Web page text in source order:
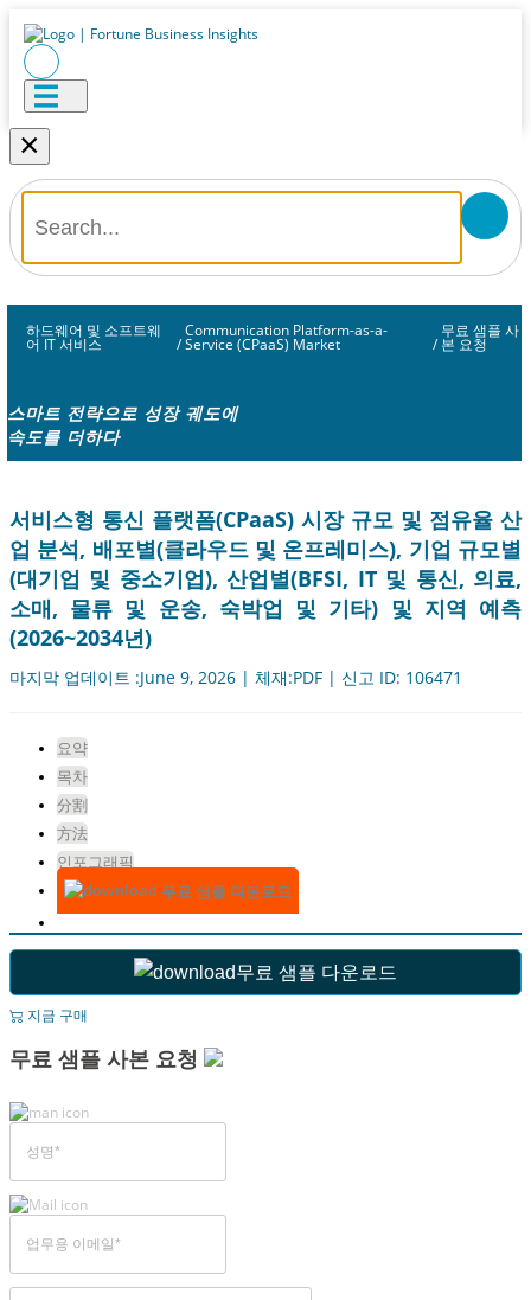
×
하드웨어 및 소프트웨
어 IT 서비스 /
Communication Platform-as-a-
Service (CPaaS) Market /
무료 샘플 사
본 요청
스마트 전략으로 성장 궤도에
속도를 더하다
서비스형 통신 플랫폼(CPaaS) 시장 규모 및 점유율 산
업 분석, 배포별(클라우드 및 온프레미스), 기업 규모별
(대기업 및 중소기업), 산업별(BFSI, IT 및 통신, 의료,
소매, 물류 및 운송, 숙박업 및 기타) 및 지역 예측
(2026~2034년)
마지막 업데이트 :June 9, 2026 | 체재:PDF | 신고 ID: 106471
요약
목차
分割
方法
인포그래픽
무료 샘플 다운로드
무료 샘플 다운로드
지금 구매
무료 샘플 사본 요청